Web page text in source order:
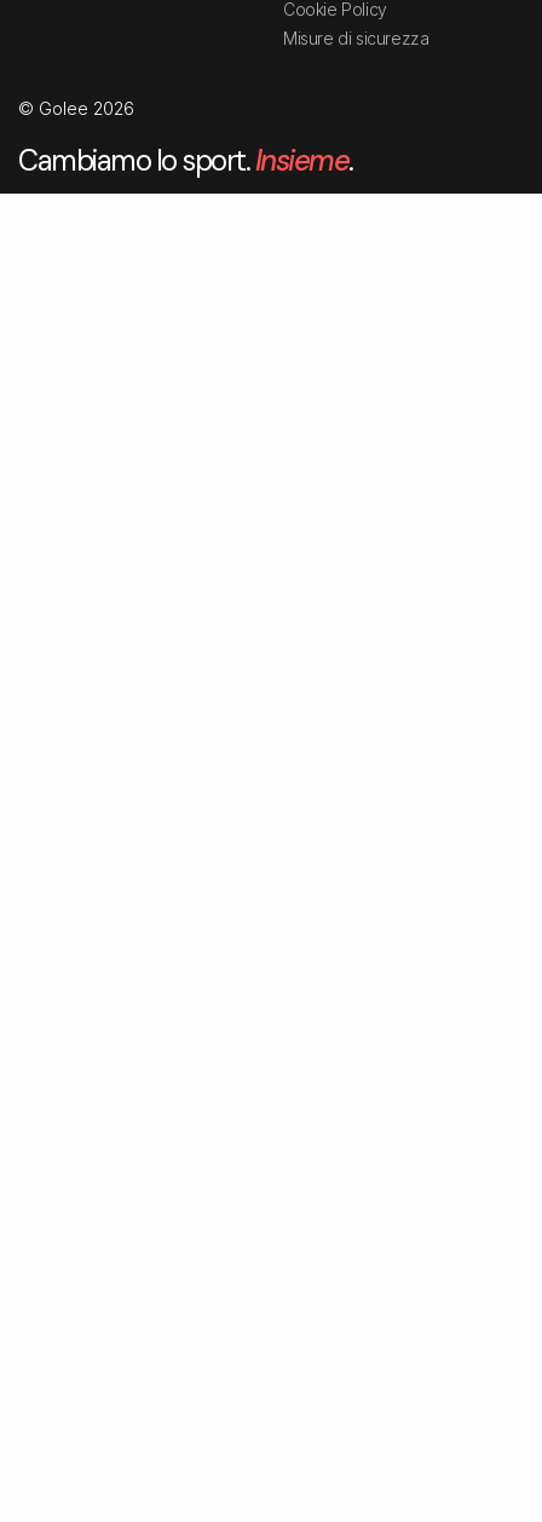
Cookie Policy
Misure di sicurezza
© Golee 2026
Cambiamo lo sport.Insieme.